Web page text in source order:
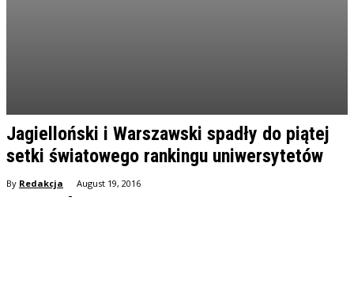
Jagielloński i Warszawski spadły do piątej
setki światowego rankingu uniwersytetów
By Redakcja
-
August 19, 2016